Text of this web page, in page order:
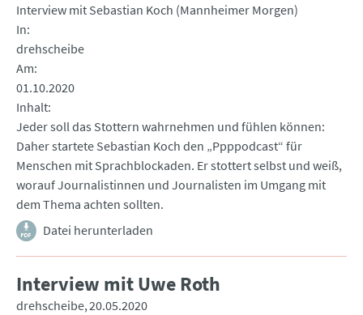
Interview mit Sebastian Koch (Mannheimer Morgen)
In
drehscheibe
Am
01.10.2020
Inhalt
Jeder soll das Stottern wahrnehmen und fühlen können:
Daher startete Sebastian Koch den „Ppppodcast“ für
Menschen mit Sprachblockaden. Er stottert selbst und weiß,
worauf Journalistinnen und Journalisten im Umgang mit
dem Thema achten sollten.
Datei herunterladen
Interview mit Uwe Roth
drehscheibe 20.05.2020